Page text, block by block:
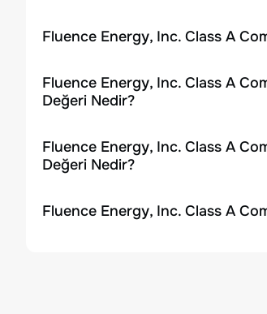
Fluence Energy, Inc. Class A
Fluence Energy, Inc. Class A
Değeri Nedir?
Fluence Energy, Inc. Class A
Değeri Nedir?
Fluence Energy, Inc. Class A